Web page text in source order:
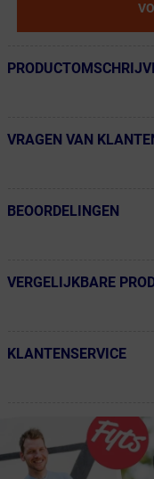
← Terug naar
← Terug naar
VRAGEN VAN
← Terug naar
BEOORDELINGEN
← Terug naar
VERGELIJKBARE
← Terug naar
KLANTENSERVICE